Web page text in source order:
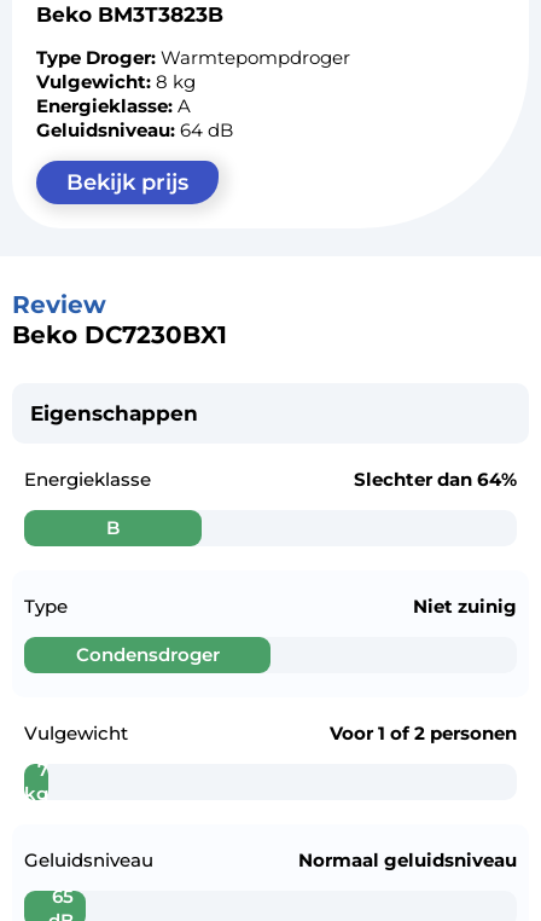
Beko BM3T3823B
Type Droger: Warmtepompdroger
Vulgewicht: 8 kg
Energieklasse: A
Geluidsniveau: 64 dB
Bekijk prijs
Review
Beko DC7230BX1
Eigenschappen
Energieklasse
B
Slechter dan 64%
Type
Condensdroger
Niet zuinig
Vulgewicht
7
kg
Voor1 of 2 personen
Geluidsniveau
65
Normaal geluidsniveau